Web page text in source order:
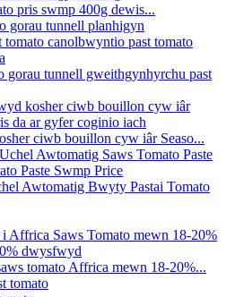
pris swmp 400g dewis...
gorau tunnell gweithgynhyrchu past
ciwb bouillon cyw iâr Seaso...
Awtomatig Bwyty Pastai Tomato
tomato Affrica mewn 18-20%...